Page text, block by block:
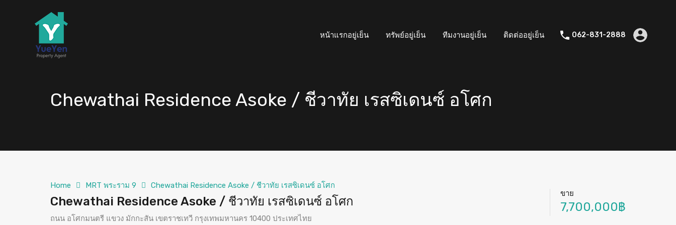
หน้าแรกอยู่เย็น ทรัพย์อยู่เย็น ทีมงานอยู่เย็น ติดต่ออยู่เย็น 062-831-2888
Chewathai Residence Asoke / ชีวาทัย เรสซิเดนซ์ อโศก
Home MRT พระราม 9 Chewathai Residence Asoke / ชีวาทัย เรสซิเดนซ์ อโศก
Chewathai Residence Asoke / ชีวาทัย เรสซิเดนซ์ อโศก
ถนน อโศกมนตรี แขวง มักกะสัน เขตราชเทวี กรุงเทพมหานคร 10400 ประเทศไทย
ขาย
7,700,000฿